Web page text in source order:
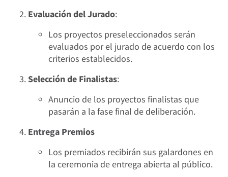
Evaluación del Jurado:
Los proyectos preseleccionados serán
evaluados por el jurado de acuerdo con los
criterios establecidos.
Selección de Finalistas:
Anuncio de los proyectos finalistas que
pasarán a la fase final de deliberación.
Entrega Premios
Los premiados recibirán sus galardones en
la ceremonia de entrega abierta al público.